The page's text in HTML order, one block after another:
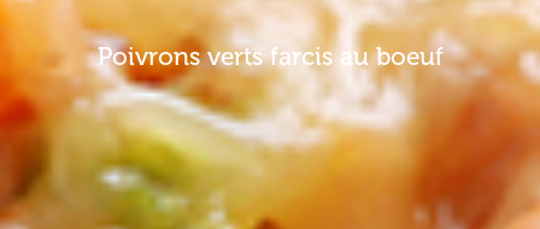
Poivrons verts farcis au boeuf